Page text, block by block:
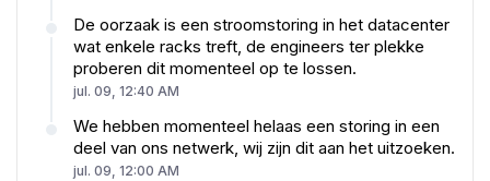
De oorzaak is een stroomstoring in het datacenter
wat enkele racks treft, de engineers ter plekke
proberen dit momenteel op te lossen.
jul. 09, 12:40 AM
We hebben momenteel helaas een storing in een
deel van ons netwerk, wij zijn dit aan het uitzoeken.
jul. 09, 12:00 AM